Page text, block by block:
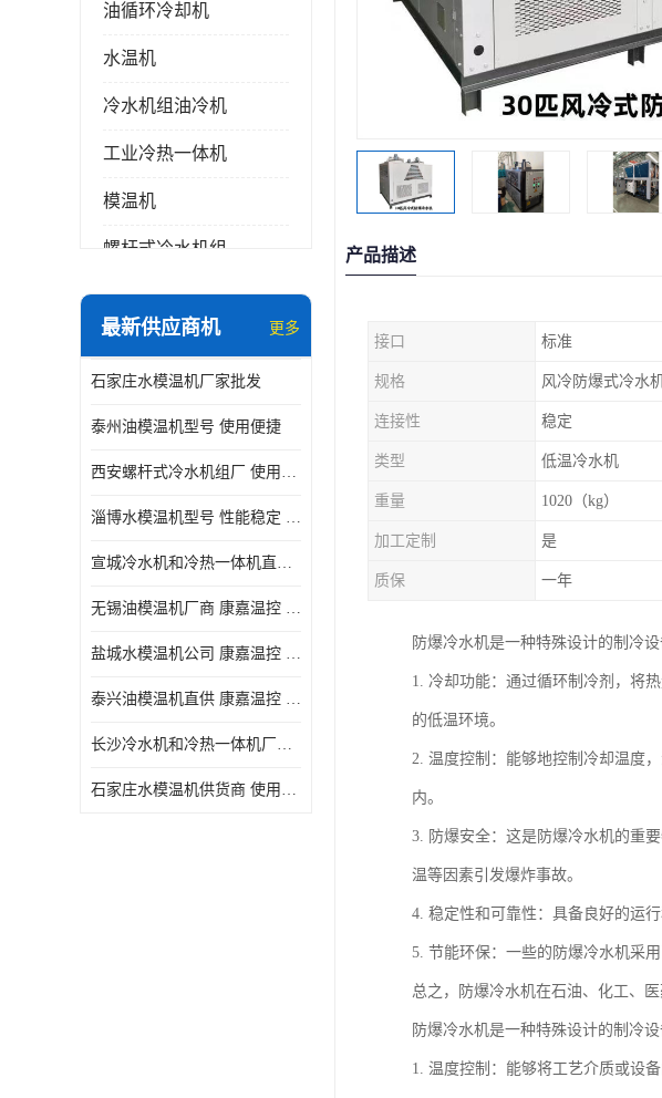
油循环冷却机
水温机
冷水机组油冷机
工业冷热一体机
模温机
螺杆式冷水机组
冷水机和冷热一体机
防爆冷水机
最新供应商机 更多
石家庄水模温机厂家批发
泰州油模温机型号 使用便捷
西安螺杆式冷水机组厂 使用便捷
淄博水模温机型号 性能稳定 康嘉温控
宣城冷水机和冷热一体机直供 操作方便
无锡油模温机厂商 康嘉温控 性能稳定
盐城水模温机公司 康嘉温控 操作方便
泰兴油模温机直供 康嘉温控 使用便捷
长沙冷水机和冷热一体机厂家电话 库存充足
石家庄水模温机供货商 使用便捷
产品描述
接口 标准
规格 风冷防爆式冷水
连接性 稳定
类型 低温冷水机
重量 1020（kg）
加工定制 是
质保 一年
防爆冷水机是一种特殊设计的制冷
1. 冷却功能：通过循环制冷剂，将
的低温环境。
2. 温度控制：能够地控制冷却温度
内。
3. 防爆安全：这是防爆冷水机的重
温等因素引发爆炸事故。
4. 稳定性和可靠性：具备良好的运
5. 节能环保：一些的防爆冷水机采
总之，防爆冷水机在石油、化工、
防爆冷水机是一种特殊设计的制冷设
1. 温度控制：能够将工艺介质或设